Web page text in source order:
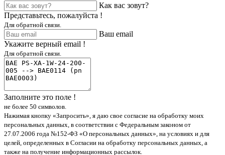
Как вас зовут?
Представьтесь, пожалуйста !
Для обратной связи.
Ваш email
Укажите верный email !
Для обратной связи.
Заполните это поле !
не более 50 символов.
Нажимая кнопку «Запросить», я даю свое согласие на обработку моих
персональных данных, в соответствии с Федеральным законом от
27.07.2006 года №152-ФЗ «О персональных данных», на условиях и для
целей, определенных в Согласии на обработку персональных данных, а
также на получение информационных рассылок.